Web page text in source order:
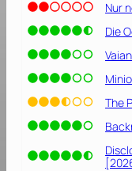
Nur
Die
The